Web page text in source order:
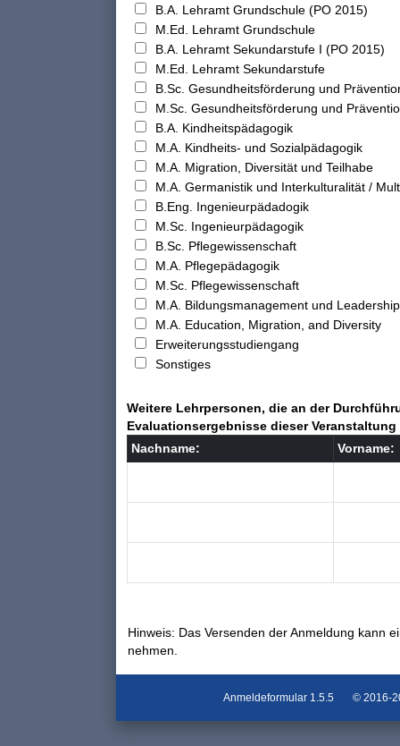
B.A. Lehramt Grundschule (PO 2015)
M.Ed. Lehramt Grundschule
B.A. Lehramt Sekundarstufe I (PO 2015)
M.Ed. Lehramt Sekundarstufe
B.Sc. Gesundheitsförderung und
M.Sc. Gesundheitsförderung und
B.A. Kindheitspädagogik
M.A. Kindheits- und Sozialpädagogik
M.A. Migration, Diversität und Teilhabe
M.A. Germanistik und Interkulturalität /
B.Eng. Ingenieurpädadogik
M.Sc. Ingenieurpädagogik
B.Sc. Pflegewissenschaft
M.A. Pflegepädagogik
M.Sc. Pflegewissenschaft
M.A. Bildungsmanagement und
M.A. Education, Migration, and Diversity
Erweiterungsstudiengang
Sonstiges
Weitere Lehrpersonen, die an der
Evaluationsergebnisse dieser
Nachname:
Vorname:
Hinweis: Das Versenden der Anmeldung kann
nehmen.
Anmeldeformular 1.5.5 © 2016-